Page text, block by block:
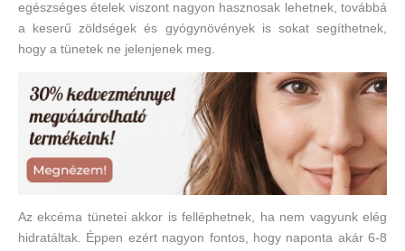
egészséges ételek viszont nagyon hasznosak lehetnek, továbbá
a keserű zöldségek és gyógynövények is sokat segíthetnek,
hogy a tünetek ne jelenjenek meg.
Az ekcéma tünetei akkor is felléphetnek, ha nem vagyunk elég
hidratáltak. Éppen ezért nagyon fontos, hogy naponta akár 6-8